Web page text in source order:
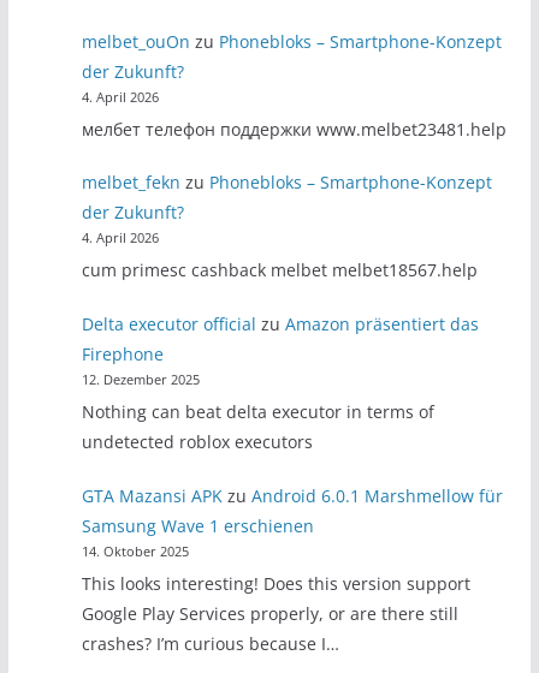
melbet_ouOn zu Phonebloks – Smartphone-Konzept
der Zukunft?
4. April 2026
мелбет телефон поддержки www.melbet23481.help
melbet_fekn zu Phonebloks – Smartphone-Konzept
der Zukunft?
4. April 2026
cum primesc cashback melbet melbet18567.help
Delta executor official zuAmazon präsentiert das
Firephone
12. Dezember 2025
Nothing can beat delta executor in terms of
undetected roblox executors
GTA Mazansi APK zuAndroid 6.0.1 Marshmellow für
Samsung Wave 1 erschienen
14. Oktober 2025
This looks interesting! Does this version support
Google Play Services properly, or are there still
crashes? I’m curious because I…